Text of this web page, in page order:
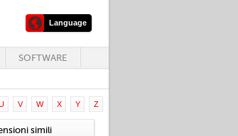
Language
SOFTWARE
V W X Y Z
simili